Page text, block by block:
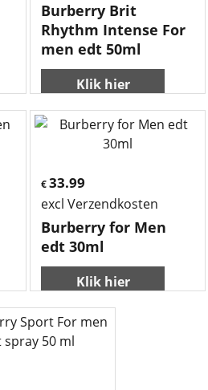
Burberry Brit
Rhythm Intense For
men edt 50ml
Klik hier
€33.99
excl Verzendkosten
Burberry for Men
edt 30ml
Klik hier